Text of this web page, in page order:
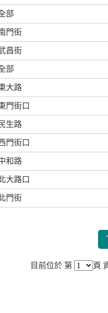
部
門街
昌街
部
大路
門街口
民生路
門街口
和路
大路口
門街
目前位於 第 頁